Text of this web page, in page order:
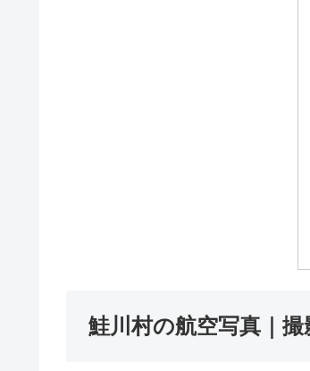
鮭川村の航空写真｜撮